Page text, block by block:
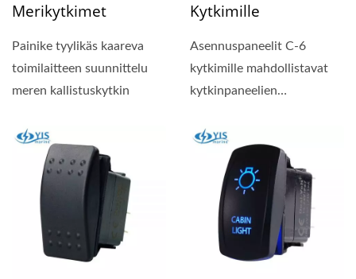
Merikytkimet
Painike tyylikäs kaareva
toimilaitteen suunnittelu
meren kallistuskytkin
Kytkimille
Asennuspaneelit C-6
kytkimille mahdollistavat
kytkinpaneelien
kytkimellä...